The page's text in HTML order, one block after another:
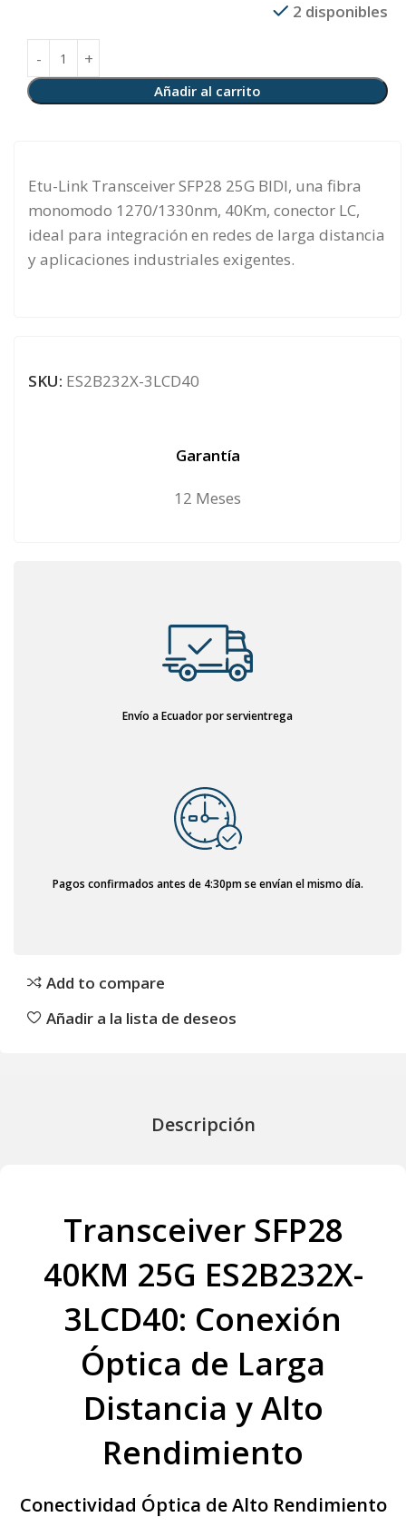
2 disponibles
Añadir al carrito
Etu-Link Transceiver SFP28 25G BIDI, una fibra
monomodo 1270/1330nm, 40Km, conector LC,
ideal para integración en redes de larga distancia
y aplicaciones industriales exigentes.
SKU: ES2B232X-3LCD40
Garantía
12 Meses
Envío a Ecuador por servientrega
Pagos confirmados antes de 4:30pm se envían el mismo día.
Add to compare
Añadir a la lista de deseos
Descripción
Transceiver SFP28
40KM 25G ES2B232X-
3LCD40: Conexión
Óptica de Larga
Distancia y Alto
Rendimiento
Conectividad Óptica de Alto Rendimiento